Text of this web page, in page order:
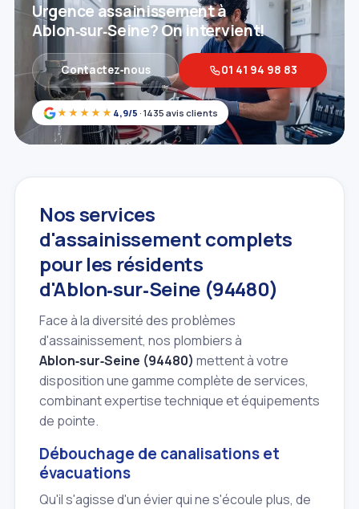
★★★★★ 4,9/5 · 1435 avis clients
Urgence assainissement à
Ablon‑sur‑Seine? On intervient!
Contactez‑nous 01 41 94 98 83
Nos services
d'assainissement complets
pour les résidents
d'Ablon‑sur‑Seine (94480)
Face à la diversité des problèmes
d'assainissement, nos plombiers à
Ablon‑sur‑Seine (94480) mettent à votre
disposition une gamme complète de services,
combinant expertise technique et équipements
de pointe.
Débouchage de canalisations et
évacuations
Qu'il s'agisse d'un évier qui ne s'écoule plus, de